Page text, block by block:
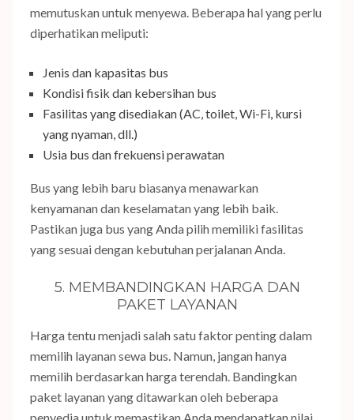
memutuskan untuk menyewa. Beberapa hal yang perlu
diperhatikan meliputi:
Jenis dan kapasitas bus
Kondisi fisik dan kebersihan bus
Fasilitas yang disediakan (AC, toilet, Wi-Fi, kursi
yang nyaman, dll.)
Usia bus dan frekuensi perawatan
Bus yang lebih baru biasanya menawarkan
kenyamanan dan keselamatan yang lebih baik.
Pastikan juga bus yang Anda pilih memiliki fasilitas
yang sesuai dengan kebutuhan perjalanan Anda.
5. MEMBANDINGKAN HARGA DAN
PAKET LAYANAN
Harga tentu menjadi salah satu faktor penting dalam
memilih layanan sewa bus. Namun, jangan hanya
memilih berdasarkan harga terendah. Bandingkan
paket layanan yang ditawarkan oleh beberapa